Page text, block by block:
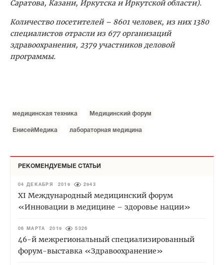
Саратова, Казани, Иркутска и Иркутской области).
Количество посетителей – 8601 человек, из них 1380
специалистов отрасли из 677 организаций
здравоохранения, 2379 участников деловой
программы.
медицинская техника Медицинский форум
ЕнисейМедика лабораторная медицина
РЕКОМЕНДУЕМЫЕ СТАТЬИ
04 ДЕКАБРЯ 2019 2943
XI Международный медицинский форум
«Инновации в медицине – здоровье нации»
06 МАРТА 2019 5326
46-й межрегиональный специализированный
форум-выставка «Здравоохранение»